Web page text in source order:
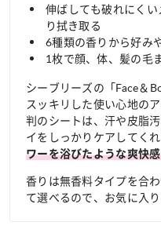
伸ばしても破れにく
り拭き取る
6種類の香りから好み
1枚で顔、体、髪の毛
シーブリーズの「Face＆
スッキリした使い心地の
判のシートは、汗や皮脂
イをしっかりケアしてく
ワーを浴びたような爽快
香りは無香料タイプを合
て選べるので、お気に入